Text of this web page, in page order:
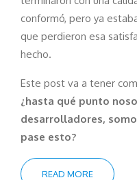
conformó, pero ya
que perdieron esa
hecho.
Este post va a tener
¿hasta qué punto
desarrolladores,
pase esto?
READ MORE